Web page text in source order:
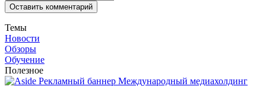
Оставить комментарий
Темы
Новости
Обзоры
Обучение
Полезное